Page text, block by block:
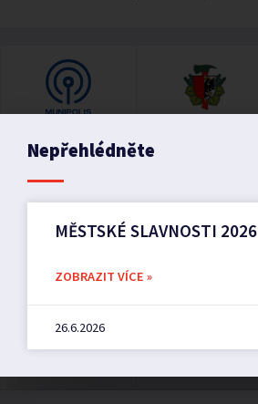
Nepřehlédněte
MĚSTSKÉ SLAVNOSTI 2026
ZOBRAZIT VÍCE »
26.6.2026